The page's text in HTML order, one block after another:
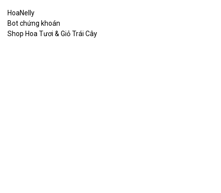
HoaNelly
Bot chứng khoán
Shop Hoa Tươi & Giỏ Trái Cây